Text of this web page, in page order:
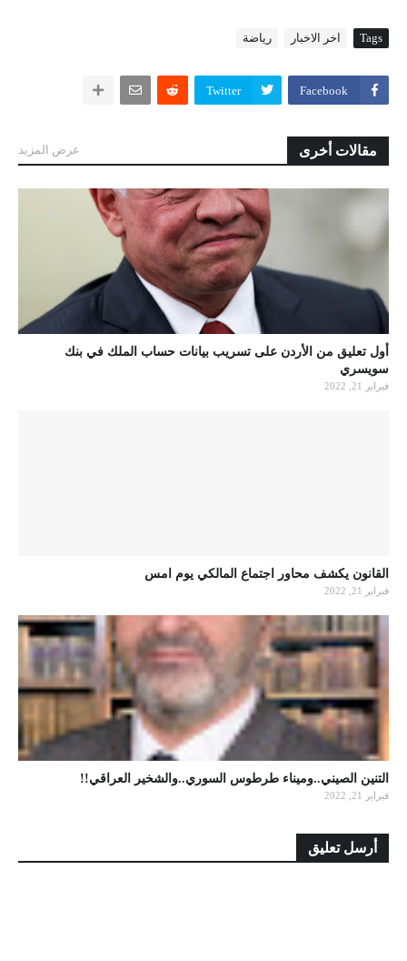
Tags اخر الاخبار رياضة
Facebook
Twitter
مقالات أخرى عرض المزيد
أول تعليق من الأردن على تسريب بيانات حساب الملك في بنك
سويسري
فبراير 21, 2022
القانون يكشف محاور اجتماع المالكي يوم امس
فبراير 21, 2022
التنين الصيني..وميناء طرطوس السوري..والشخير العراقي!!
فبراير 21, 2022
أرسل تعليق